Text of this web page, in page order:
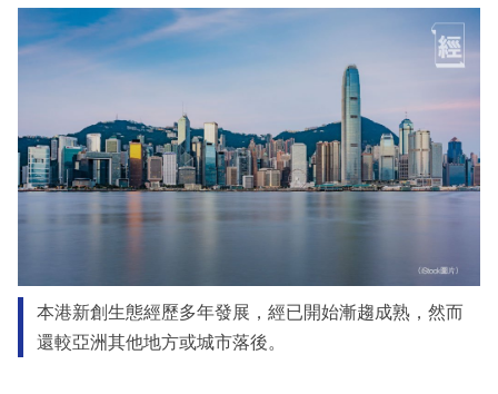
本港新創生態經歷多年發展，經已開始漸趨成熟，然而
還較亞洲其他地方或城市落後。